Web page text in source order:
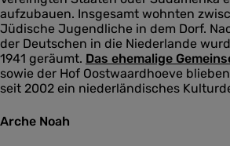
aufzubauen. Insgesamt wohnten
Jüdische Jugendliche in dem Dorf.
der Deutschen in die Niederlande
1941 geräumt. Das ehemalige
sowie der Hof Oostwaardhoeve
seit 2002 ein niederländisches
Arche Noah